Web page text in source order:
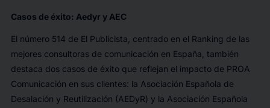
Casos de éxito: Aedyr y AEC
El número 514 de El Publicista, centrado en el Ranking de las
mejores consultoras de comunicación en España, también
destaca dos casos de éxito que reflejan el impacto de PROA
Comunicación en sus clientes: la Asociación Española de
Desalación y Reutilización (AEDyR) y la Asociación Española